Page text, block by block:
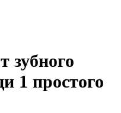
зубного
1 простого